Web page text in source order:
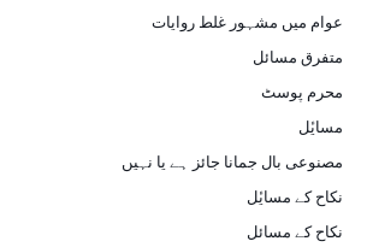
عوام میں مشہور غلط روایات
متفرق مسائل
محرم پوسٹ
مسایٔل
مصنوعی بال جمانا جائز ہے یا نہیں
نکاح کے ‏مسایٔل
نکاح کے مسائل